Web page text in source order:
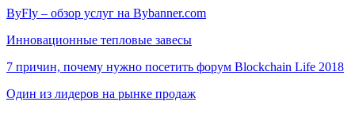
ByFly – обзор услуг на Bybanner.com
Инновационные тепловые завесы
7 причин, почему нужно посетить форум Blockchain Life 2018
Один из лидеров на рынке продаж